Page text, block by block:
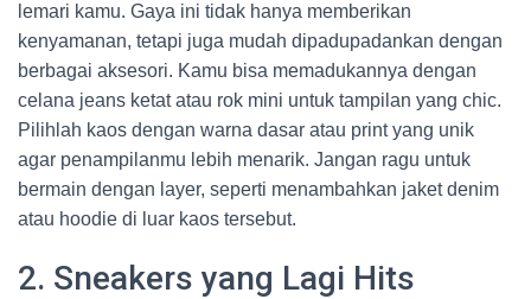
lemari kamu. Gaya ini tidak hanya memberikan
kenyamanan, tetapi juga mudah dipadupadankan dengan
berbagai aksesori. Kamu bisa memadukannya dengan
celana jeans ketat atau rok mini untuk tampilan yang chic.
Pilihlah kaos dengan warna dasar atau print yang unik
agar penampilanmu lebih menarik. Jangan ragu untuk
bermain dengan layer, seperti menambahkan jaket denim
atau hoodie di luar kaos tersebut.
2. Sneakers yang Lagi Hits